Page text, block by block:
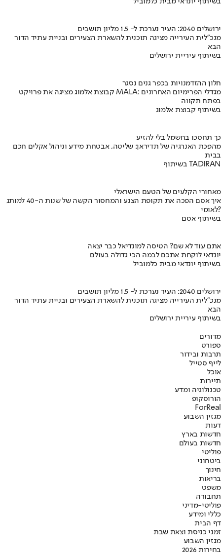
ירושלים 2040: העיר נערכת ל- 1.5 מליון תושבים
מנכ"לית העירייה מציגה תוכנית להשארת הצעירים ובניית עתיד הדור
הבא
בשיתוף עיריית ירושלים
חלון ההזדמנויות בכפר גנים נסגר
קבוצת אלמוג מציגה את פרויקט MALA: מגדלי הפרימיום האחרונים
בפתח תקווה
בשיתוף קבוצת אלמוג
כך תחסכו בחשמל בלי להזיע
מהפכת האנרגיה של תדיראן: שליטה, אבטחת מידע וניהול אקלים חכם
בבית
בשיתוף TADIRAN
מאחורי הקלעים של הטעם הישראלי
איך אסם הפכה את תקופת הצנע והמחסור הקשה של שנות ה-40 למותג
לאומי?
בשיתוף אסם
אתם עוד לא שם? הטיסה למונדיאל כבר יצאה
יונדאי לוקחת אתכם לבמה הכי גדולה בעולם
בשיתוף יונדאי מבית כלמוביל
ירושלים 2040: העיר נערכת ל- 1.5 מליון תושבים
מנכ"לית העירייה מציגה תוכנית להשארת הצעירים ובניית עתיד הדור
הבא
בשיתוף עיריית ירושלים
מדורים
ספורט
תרבות ובידור
לייף סטייל
אוכל
תיירות
טכנולוגיה ומדע
הורוסקופ
ForReal
מגזין השבוע
דעות
חדשות בארץ
חדשות בעולם
פוליטי
ביטחוני
חינוך
בריאות
משפט
תחבורה
פוליטי-מדיני
כללי ומידע
דף הבית
זמני כניסת וצאת שבת
מגזין השבוע
בחירות 2026